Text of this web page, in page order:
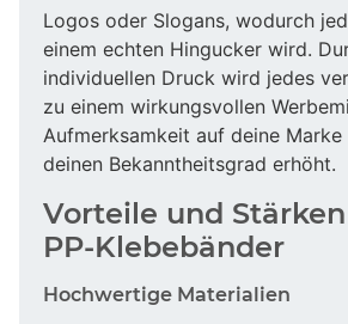
Logos oder Slogans, wodurch
einem echten Hingucker wird.
individuellen Druck wird jedes
zu einem wirkungsvollen
Aufmerksamkeit auf deine Marke
deinen Bekanntheitsgrad erhöht.
Vorteile und
PP-Klebebänder
Hochwertige Materialien